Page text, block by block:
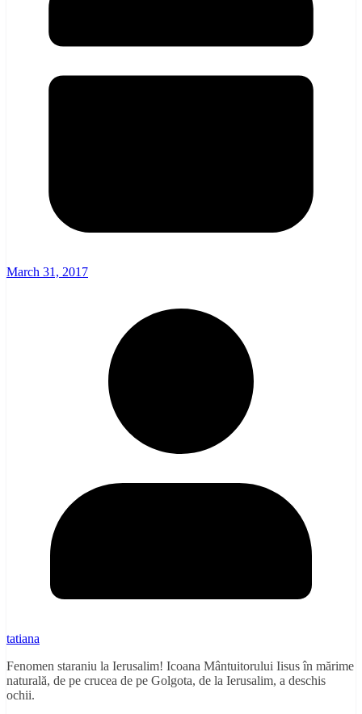
March 31, 2017
tatiana
Fenomen staraniu la Ierusalim! Icoana Mântuitorului Iisus în mărime
naturală, de pe crucea de pe Golgota, de la Ierusalim, a deschis
ochii.